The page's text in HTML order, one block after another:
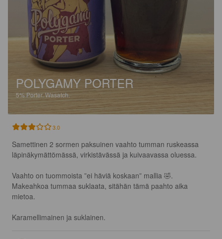
POLYGAMY PORTER
5% Porter. Wasatch.
3.0
Samettinen 2 sormen paksuinen vaahto tumman ruskeassa
läpinäkymättömässä, virkistävässä ja kuivaavassa oluessa.
Vaahto on tuommoista ”ei häviä koskaan” mallia 🤣.
Makeahkoa tummaa suklaata, sitähän tämä paahto aika
mietoa.
Karamellimainen ja suklainen.